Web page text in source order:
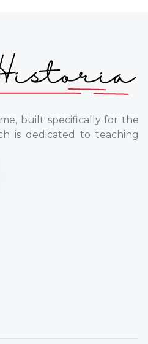
built specifically for the
is dedicated to teaching